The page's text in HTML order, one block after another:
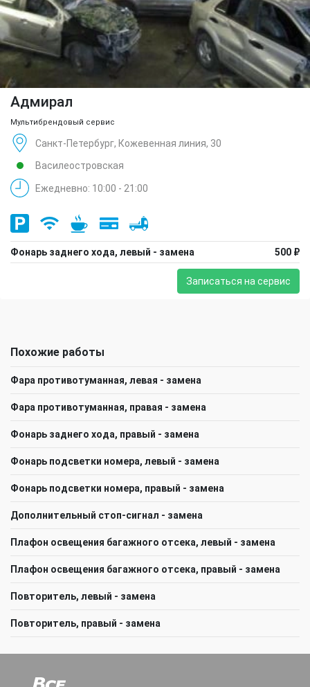
Адмирал
Мультибрендовый сервис
Санкт-Петербург, Кожевенная линия, 30
Василеостровская
Ежедневно: 10:00 - 21:00
Фонарь заднего хода, левый - замена 500 ₽
Записаться на сервис
Похожие работы
Фара противотуманная, левая - замена
Фара противотуманная, правая - замена
Фонарь заднего хода, правый - замена
Фонарь подсветки номера, левый - замена
Фонарь подсветки номера, правый - замена
Дополнительный стоп-сигнал - замена
Плафон освещения багажного отсека, левый - замена
Плафон освещения багажного отсека, правый - замена
Повторитель, левый - замена
Повторитель, правый - замена